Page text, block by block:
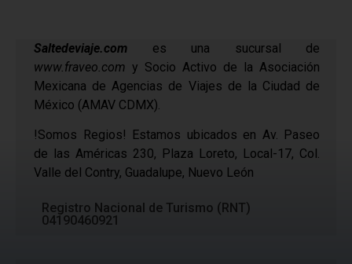
Saltedeviaje.com es una sucursal de
www.fraveo.com y Socio Activo de la Asociación
Mexicana de Agencias de Viajes de la Ciudad de
México (AMAV CDMX).
!Somos Regios! Estamos ubicados en Av. Paseo
de las Américas 230, Plaza Loreto, Local-17, Col.
Valle del Contry, Guadalupe, Nuevo León
Registro Nacional de Turismo (RNT)
04190460921